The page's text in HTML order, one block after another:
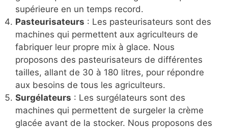
supérieure en un temps record.
Pasteurisateurs : Les pasteurisateurs sont des
machines qui permettent aux agriculteurs de
fabriquer leur propre mix à glace. Nous
proposons des pasteurisateurs de différentes
tailles, allant de 30 à 180 litres, pour répondre
aux besoins de tous les agriculteurs.
Surgélateurs : Les surgélateurs sont des
machines qui permettent de surgeler la crème
glacée avant de la stocker. Nous proposons des